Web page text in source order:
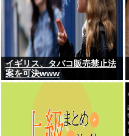
イギリス、タバコ販売禁止法
案を可決www